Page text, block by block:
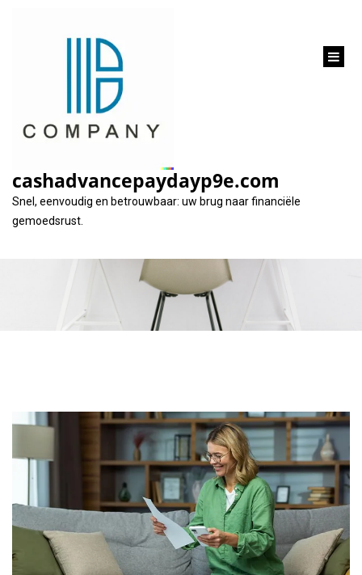
cashadvancepaydayp9e.com
Snel, eenvoudig en betrouwbaar: uw brug naar financiële
gemoedsrust.
Gids voor
verantwoord lenen in
Nederland (BE)